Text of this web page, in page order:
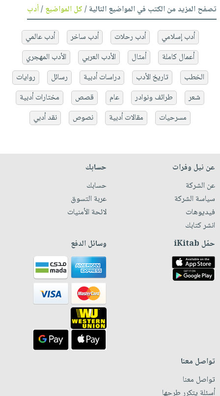
تصفح المزيد من الكتب في المواضيع التالية /كل المواضيع/أدب
أدب إسلامي أدب رحلات أدب ساخر
أدب عالمي
أعمال كاملة
أمثال الأدب العربي
الأدب المهجري
الخطب
تاريخ الأدب دراسات أدبية رسائل
روايات
شعر
طرائف ونوادر عام قصص
مختارات أدبية
مسرحيات
مقالات أدبية نصوص نقد أدبي
عن نيل وفرات
عن الشركة
سياسة الشركة
فيديوهات
انشر كتابك
حسابك
حسابك
عربة التسوق
لائحة الأمنيات
حمّل iKitab وسائل الدفع
تواصل معنا
تواصل معنا